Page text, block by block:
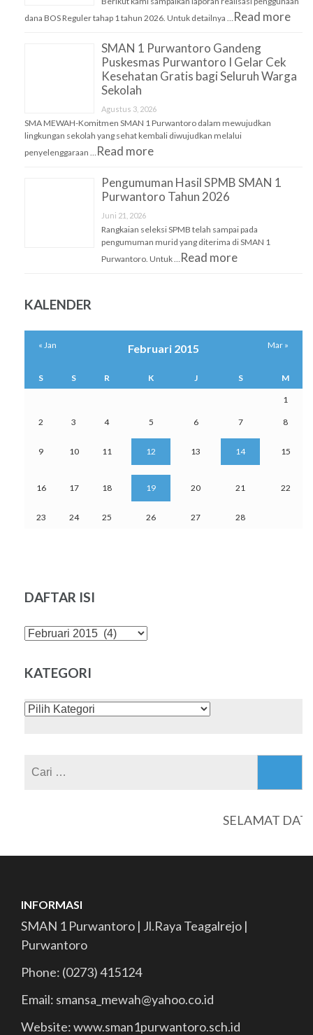
dana BOS Reguler tahap 1 tahun 2026. Untuk detailnya …
Read more
SMAN 1 Purwantoro Gandeng
Puskesmas Purwantoro I Gelar Cek
Kesehatan Gratis bagi Seluruh Warga
Sekolah
Agustus 3, 2026
SMA MEWAH-Komitmen SMAN 1 Purwantoro dalam mewujudkan
lingkungan sekolah yang sehat kembali diwujudkan melalui
penyelenggaraan …
Read more
Pengumuman Hasil SPMB SMAN 1
Purwantoro Tahun 2026
Juni 21, 2026
Rangkaian seleksi SPMB telah sampai pada
pengumuman murid yang diterima di SMAN 1
Purwantoro. Untuk …
Read more
KALENDER
Februari 2015
S S R K J S M
1
2 3 4 5 6 7 8
9 10 11 12 13 14 15
16 17 18 19 20 21 22
23 24 25 26 27 28
« Jan Mar »
DAFTAR ISI
DAFTAR
KATEGORI
KATEGORI
SELAMAT
INFORMASI
SMAN 1 Purwantoro | Jl.Raya Teagalrejo |
Purwantoro
Phone: (0273) 415124
Email: smansa_mewah@yahoo.co.id
Website: www.sman1purwantoro.sch.id